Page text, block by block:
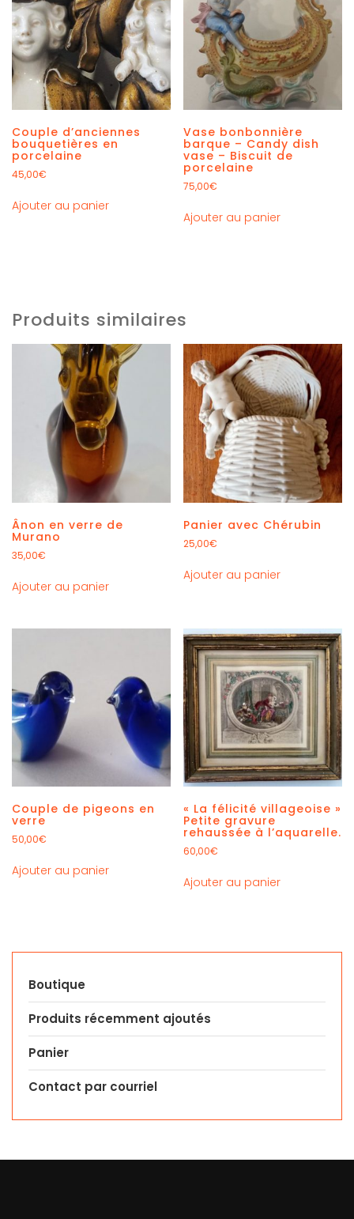
Couple d’anciennes
bouquetières en
porcelaine
45,00€
Ajouter au panier
Vase bonbonnière
barque – Candy dish
vase – Biscuit de
porcelaine
75,00€
Ajouter au panier
Produits similaires
Ânon en verre de
Murano
35,00€
Ajouter au panier
Panier avec Chérubin
25,00€
Ajouter au panier
Couple de pigeons en
verre
50,00€
Ajouter au panier
« La félicité villageoise »
Petite gravure
rehaussée à l’aquarelle.
60,00€
Ajouter au panier
Boutique
Produits récemment ajoutés
Panier
Contact par courriel